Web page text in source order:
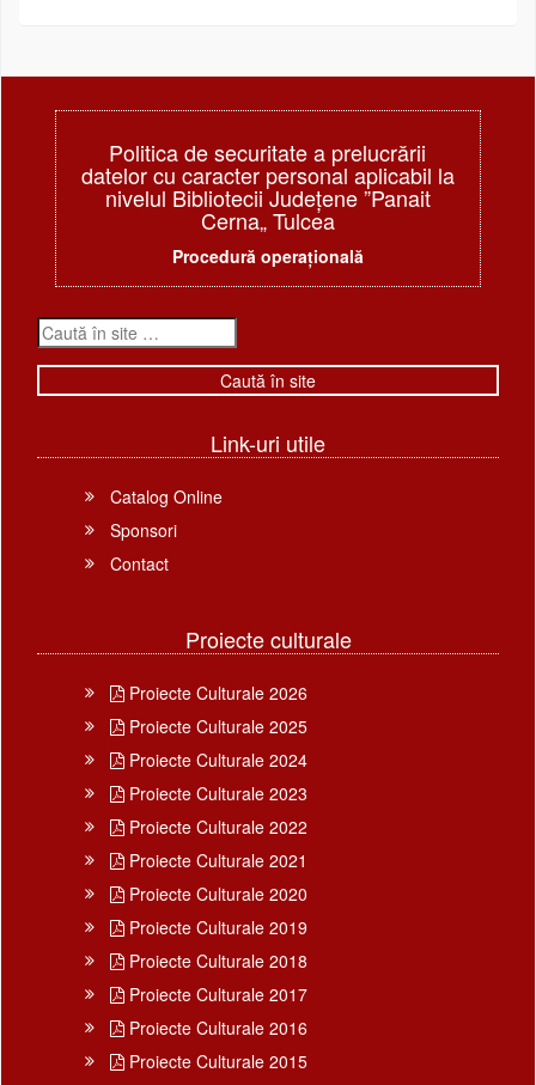
Politica de securitate a prelucrării
datelor cu caracter personal aplicabil la
nivelul Bibliotecii Judeţene ”Panait
Cerna„ Tulcea
Procedură operațională
Link-uri utile
Catalog Online
Sponsori
Contact
Proiecte culturale
Proiecte Culturale 2026
Proiecte Culturale 2025
Proiecte Culturale 2024
Proiecte Culturale 2023
Proiecte Culturale 2022
Proiecte Culturale 2021
Proiecte Culturale 2020
Proiecte Culturale 2019
Proiecte Culturale 2018
Proiecte Culturale 2017
Proiecte Culturale 2016
Proiecte Culturale 2015